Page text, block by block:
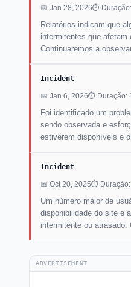
📅 Jan 28, 2026⏱
Relatórios indicam que
intermitentes que
Continuaremos a
Incident
📅 Jan 6, 2026⏱ Duração:
Foi identificado um
sendo observada e
estiverem disponíveis e
Incident
📅 Oct 20, 2025⏱ Duração:
Um número maior de
disponibilidade do site e
intermitente ou
ADVERTISEMENT